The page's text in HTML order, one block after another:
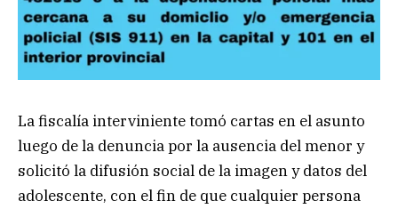
La fiscalía interviniente tomó cartas en el asunto
luego de la denuncia por la ausencia del menor y
solicitó la difusión social de la imagen y datos del
adolescente, con el fin de que cualquier persona